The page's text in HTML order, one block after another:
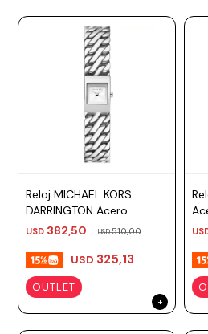
Reloj MICHAEL KORS
DARRINGTON Acero
Plateado Esfera 14mm
USD 382,50 USD510,00
USD 325,13
OUTLET